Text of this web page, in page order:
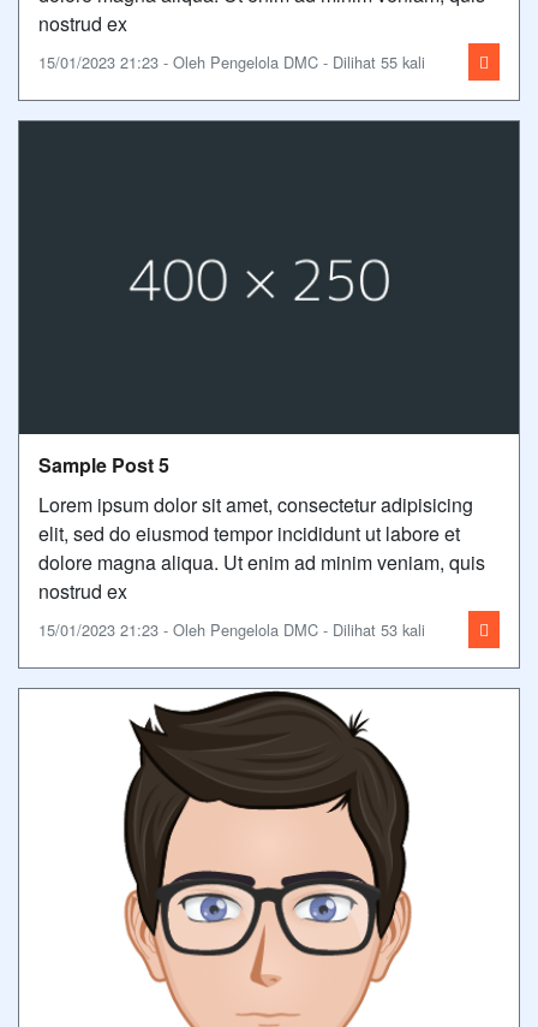
nostrud ex
15/01/2023 21:23 - Oleh Pengelola DMC - Dilihat 55 kali
Sample Post 5
Lorem ipsum dolor sit amet, consectetur adipisicing
elit, sed do eiusmod tempor incididunt ut labore et
dolore magna aliqua. Ut enim ad minim veniam, quis
nostrud ex
15/01/2023 21:23 - Oleh Pengelola DMC - Dilihat 53 kali